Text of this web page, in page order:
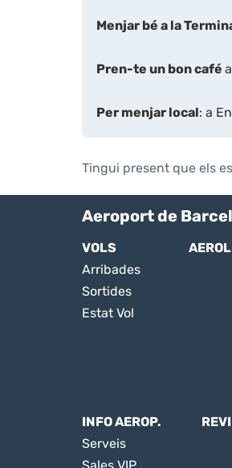
Menjar bé a la
Pren-te un bon café
Per menjar local: a
Tingui present que els
Aeroport de
VOLS
Arribades
Sortides
Estat Vol
INFO AEROP.
Serveis